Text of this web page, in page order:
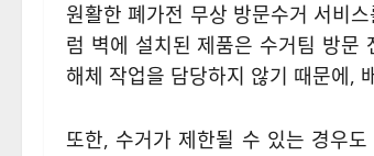
원활한 폐가전 무상 방문수거 서비
럼 벽에 설치된 제품은 수거팀 방문
해체 작업을 담당하지 않기 때문에,
또한, 수거가 제한될 수 있는 경우